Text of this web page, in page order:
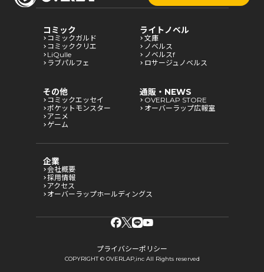
コミック
コミックガルド
コミッククリエ
LiQulle
ラブパルフェ
ライトノベル
文庫
ノベルス
ノベルスf
ロサージュノベルス
その他
コミックエッセイ
ポケットモンスター
アニメ
ゲーム
通販・NEWS
OVERLAP STORE
オーバーラップ広報室
企業
会社概要
採用情報
アクセス
オーバーラップホールディングス
プライバシーポリシー
COPYRIGHT © OVERLAP,inc All Rights reserved